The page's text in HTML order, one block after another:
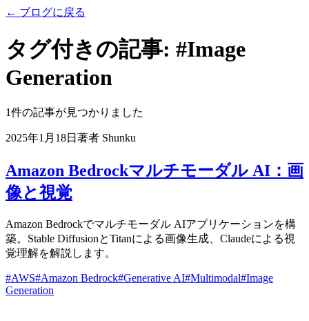
← ブログに戻る
タグ付きの記事: #Image
Generation
1件の記事が見つかりました
2025年1月18日 著者 Shunku
Amazon Bedrockマルチモーダル AI：画
像と視覚
Amazon Bedrockでマルチモーダル AIアプリケーションを構
築。Stable DiffusionとTitanによる画像生成、Claudeによる視
覚理解を解説します。
#AWS#Amazon Bedrock#Generative AI#Multimodal#Image
Generation